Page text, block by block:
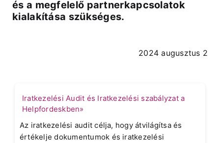
és a megfelelő partnerkapcsolatok
kialakítása szükséges.
2024 augusztus 2
Iratkezelési Audit és Iratkezelési szabályzat a
Helpfordeskben»
Az iratkezelési audit célja, hogy átvilágítsa és
értékelje dokumentumok és iratkezelési